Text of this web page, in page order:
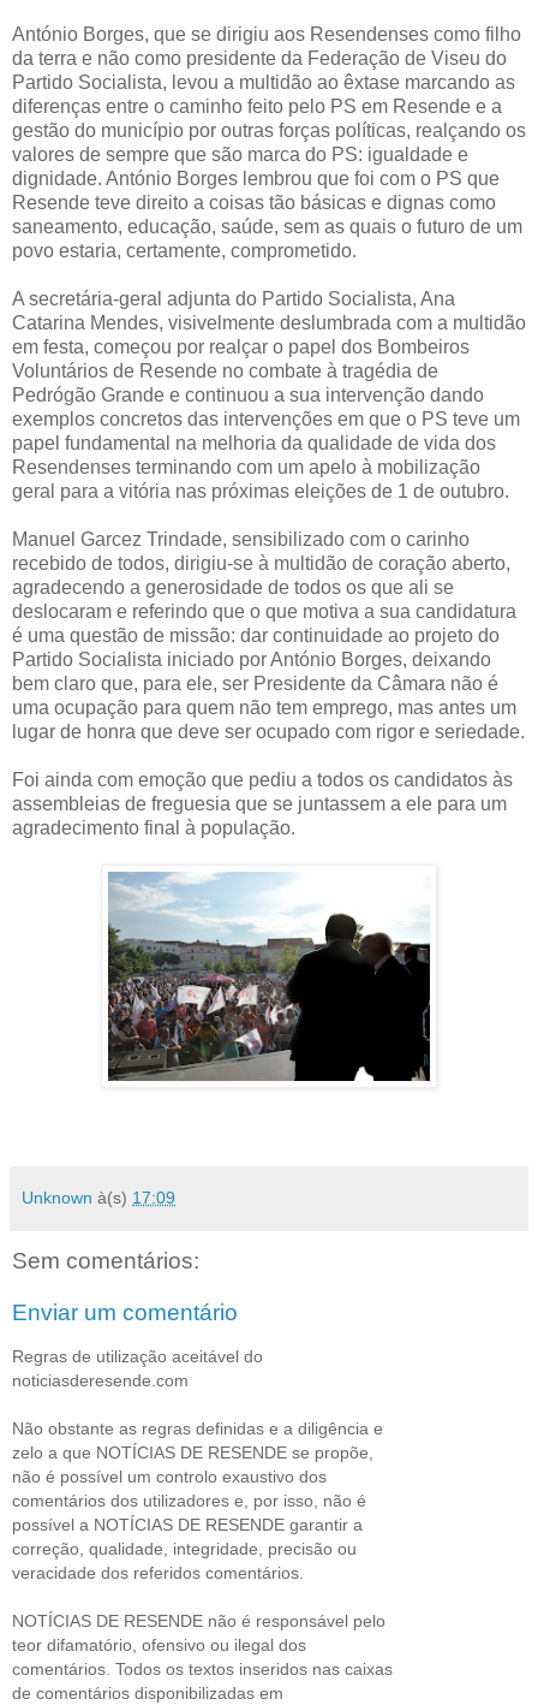
António Borges, que se dirigiu aos Resendenses como filho
da terra e não como presidente da Federação de Viseu do
Partido Socialista, levou a multidão ao êxtase marcando as
diferenças entre o caminho feito pelo PS em Resende e a
gestão do município por outras forças políticas, realçando os
valores de sempre que são marca do PS: igualdade e
dignidade. António Borges lembrou que foi com o PS que
Resende teve direito a coisas tão básicas e dignas como
saneamento, educação, saúde, sem as quais o futuro de um
povo estaria, certamente, comprometido.
A secretária-geral adjunta do Partido Socialista, Ana
Catarina Mendes, visivelmente deslumbrada com a multidão
em festa, começou por realçar o papel dos Bombeiros
Voluntários de Resende no combate à tragédia de
Pedrógão Grande e continuou a sua intervenção dando
exemplos concretos das intervenções em que o PS teve um
papel fundamental na melhoria da qualidade de vida dos
Resendenses terminando com um apelo à mobilização
geral para a vitória nas próximas eleições de 1 de outubro.
Manuel Garcez Trindade, sensibilizado com o carinho
recebido de todos, dirigiu-se à multidão de coração aberto,
agradecendo a generosidade de todos os que ali se
deslocaram e referindo que o que motiva a sua candidatura
é uma questão de missão: dar continuidade ao projeto do
Partido Socialista iniciado por António Borges, deixando
bem claro que, para ele, ser Presidente da Câmara não é
uma ocupação para quem não tem emprego, mas antes um
lugar de honra que deve ser ocupado com rigor e seriedade.
Foi ainda com emoção que pediu a todos os candidatos às
assembleias de freguesia que se juntassem a ele para um
agradecimento final à população.
Unknown à(s) 17:09
Sem comentários:
Enviar um comentário
Regras de utilização aceitável do
noticiasderesende.com
Não obstante as regras definidas e a diligência e
zelo a que NOTÍCIAS DE RESENDE se propõe,
não é possível um controlo exaustivo dos
comentários dos utilizadores e, por isso, não é
possível a NOTÍCIAS DE RESENDE garantir a
correção, qualidade, integridade, precisão ou
veracidade dos referidos comentários.
NOTÍCIAS DE RESENDE não é responsável pelo
teor difamatório, ofensivo ou ilegal dos
comentários. Todos os textos inseridos nas caixas
de comentários disponibilizadas em